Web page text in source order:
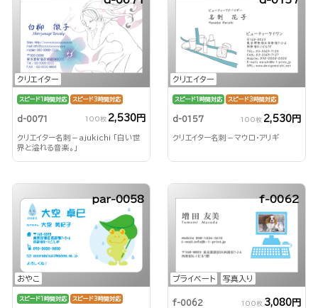
クリエイター
スピード1時間対応 スピード3時間対応
d-0071 100枚 2,530円
クリエイター名刺－ajukichi 「白い世
界と溢れる音楽。」
クリエイター
スピード1時間対応 スピード3時間対応
d-0157 100枚 2,530円
クリエイター名刺－マウロ・アリギ
おやこ
par-0058
スピード1時間対応 スピード3時間対応
プライベート 写真入り
f-0062
f-0062 100枚 3,080円